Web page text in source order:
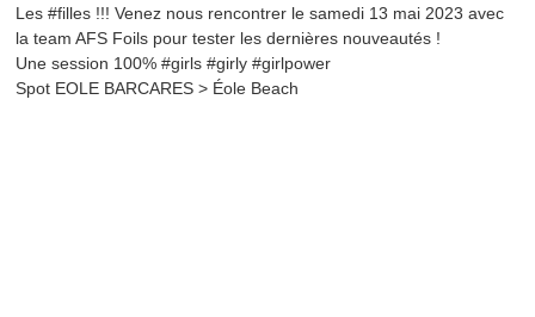
Les#filles !!! Venez nous rencontrer le samedi 13 mai 2023 avec
la team AFS Foils pour tester les dernières nouveautés !
Une session 100%#girls #girly #girlpower
Spot EOLE BARCARES > Éole Beach